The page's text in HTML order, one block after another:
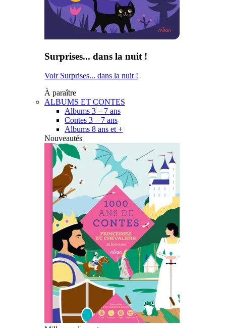
Surprises... dans la nuit !
Voir Surprises... dans la nuit !
À paraître
ALBUMS ET CONTES
Albums 3 – 7 ans
Contes 3 – 7 ans
Albums 8 ans et +
Nouveautés